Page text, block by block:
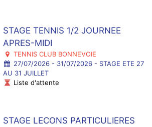
STAGE TENNIS 1/2 JOURNEE
APRES-MIDI
TENNIS CLUB BONNEVOIE
27/07/2026 - 31/07/2026 - STAGE ETE 27
AU 31 JUILLET
Liste d'attente
STAGE LECONS PARTICULIERES